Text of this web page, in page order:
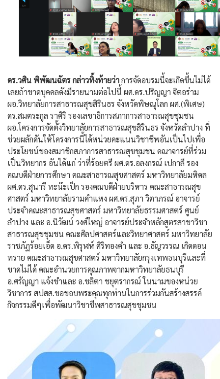
ดร.วศิน พิพัฒนฉัตร กล่าวทิ้งท้ายว่าการจัดอบรมนี้จะเกิดขึ้นไม่ได้
เลยถ้าขาดบุคคลดังมีรายนามต่อไปนี้ ผศ.ดร.ปริญญา จิตอร่าม
ผอ.วิทยาลัยการสาธารณสุขสิรินธร จังหวัดพิษณุโลก ผศ.(พิเศษ)
ดร.สมตระกูล ราศิริ รองเลขาธิการสภาการสาธารณสุขชุมชน
ผอ.โครงการจัดตั้งวิทยาลัยการสาธารณสุขสิรินธร จังหวัดลำปาง ที่
ช่วยผลักดันให้โครงการนี้ได้หน่วยคะแนนวิชาชีพอันเป็นไปเพื่อ
ประโยชน์ของสมาชิกสภาการสาธารณสุขชุมชน คณาจารย์ที่ร่วม
เป็นวิทยากร อันได้แก่ ว่าที่ร้อยตรี ผศ.ดร.อลงกรณ์ เปกาลี รอง
คณบดีฝ่ายการศึกษา คณะสาธารณสุขศาสตร์ มหาวิทยาลัยมหิดล
ผศ.ดร.สุนารี ทะน๊ะเป็ก รองคณบดีฝ่ายบริหาร คณะสาธารณสุข
ศาสตร์ มหาวิทยาลัยรามคำแหง ผศ.ดร.สุภา วิตาภรณ์ อาจารย์
ประจำคณะสาธารณสุขศาสตร์ มหาวิทยาลัยธรรมศาสตร์ ศูนย์
ลำปาง และ อ.นิวัฒน์ วงศ์ใหญ่ อาจารย์ประจำหลักสูตรสาขาวิชา
สาธารณสุขชุมชน คณะศิลปศาสตร์และวิทยาศาสตร์ มหาวิทยาลัย
ราชภัฏร้อยเอ็ด อ.ดร.พิรุฬห์ ศิริทองคำ และ อ.ธัญวรรณ เกิดดอน
ทราย คณะสาธารณสุขศาสตร์ มหาวิทยาลัยกรุงเทพธนบุรีและที่
ขาดไม่ได้ คณะอำนวยการคุณภาพจากมหาวิทยาลัยธนบุรี
อ.ศรัญญา แจ้งขำและ อ.ชลิตา ชยุตรากรณ์ ในนามของหน่วย
วิชาการ สปสส.ขอขอบพระคุณทุกท่านในการร่วมกันสร้างสรรค์
กิจกรรมดีๆเพื่อพัฒนาวิชาชีพสาธารณสุขชุมชน